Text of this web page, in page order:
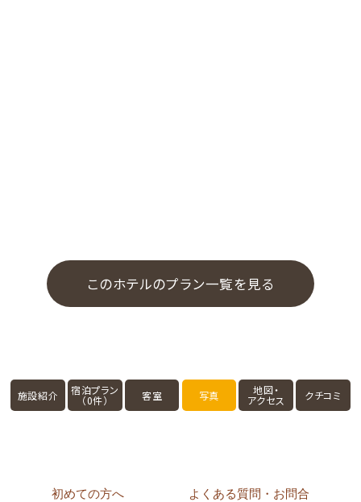
このホテルのプラン一覧を見る
施設紹介 宿泊プラン
（0件） 客室 写真 地図・
アクセス クチコミ
初めての方へ よくある質問・お問合